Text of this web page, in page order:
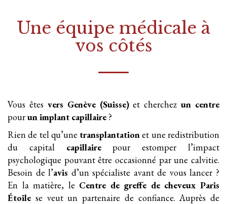
Une équipe médicale à
vos côtés
Vous êtes vers Genève (Suisse)et cherchezun centre
pourun implant capillaire ?
Rien de tel qu’une transplantationet une redistribution
du capital capillairepour estomper l’impact
psychologique pouvant être occasionné par une calvitie.
Besoin de l’avis d’un spécialiste avant de vous lancer ?
En la matière, le Centre de greffe de cheveux Paris
Étoile se veut un partenaire de confiance. Auprès de